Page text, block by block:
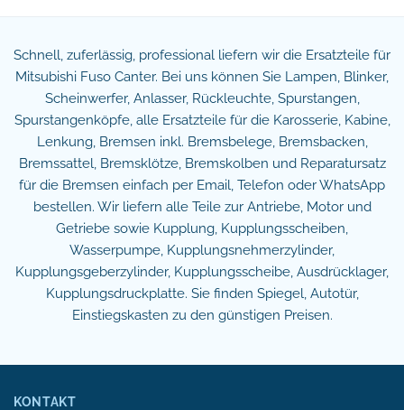
Schnell, zuferlässig, professional liefern wir die Ersatzteile für
Mitsubishi Fuso Canter. Bei uns können Sie Lampen, Blinker,
Scheinwerfer, Anlasser, Rückleuchte, Spurstangen,
Spurstangenköpfe, alle Ersatzteile für die Karosserie, Kabine,
Lenkung, Bremsen inkl. Bremsbelege, Bremsbacken,
Bremssattel, Bremsklötze, Bremskolben und Reparatursatz
für die Bremsen einfach per Email, Telefon oder WhatsApp
bestellen. Wir liefern alle Teile zur Antriebe, Motor und
Getriebe sowie Kupplung, Kupplungsscheiben,
Wasserpumpe, Kupplungsnehmerzylinder,
Kupplungsgeberzylinder, Kupplungsscheibe, Ausdrücklager,
Kupplungsdruckplatte. Sie finden Spiegel, Autotür,
Einstiegskasten zu den günstigen Preisen.
KONTAKT